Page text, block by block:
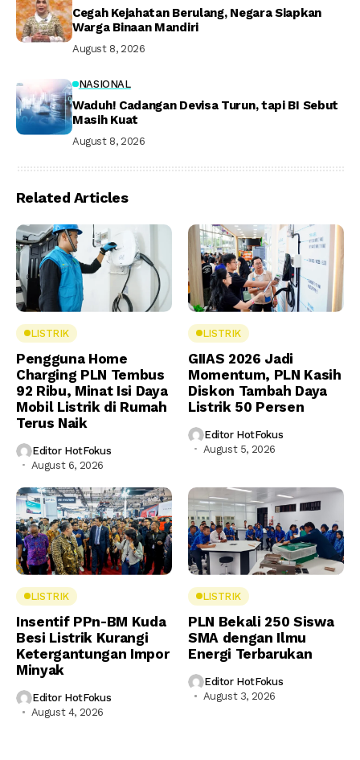
Cegah Kejahatan Berulang, Negara Siapkan
Warga Binaan Mandiri
August 8, 2026
NASIONAL
Waduh! Cadangan Devisa Turun, tapi BI Sebut
Masih Kuat
August 8, 2026
Related Articles
LISTRIK
Pengguna Home
Charging PLN Tembus
92 Ribu, Minat Isi Daya
Mobil Listrik di Rumah
Terus Naik
Editor HotFokus
August 6, 2026
LISTRIK
GIIAS 2026 Jadi
Momentum, PLN Kasih
Diskon Tambah Daya
Listrik 50 Persen
Editor HotFokus
August 5, 2026
LISTRIK
Insentif PPn-BM Kuda
Besi Listrik Kurangi
Ketergantungan Impor
Minyak
Editor HotFokus
August 4, 2026
LISTRIK
PLN Bekali 250 Siswa
SMA dengan Ilmu
Energi Terbarukan
Editor HotFokus
August 3, 2026